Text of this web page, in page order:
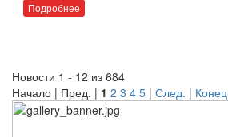
Подробнее
Новости 1 - 12 из 684
Начало | Пред. | 1 2 3 4 5 | След. | Конец